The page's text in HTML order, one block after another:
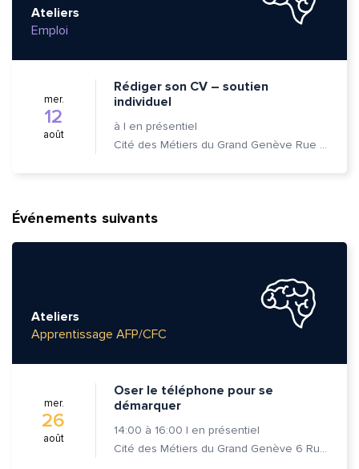
Ateliers
Emploi
mer.
12
août
Rédiger son CV – soutien
individuel
à | en présentiel
Cité des Métiers du Grand Genève Rue Prévost-Martin 6 1205 Genève
Événements suivants
Ateliers
Apprentissage AFP/CFC
mer.
26
août
Oser le téléphone pour se
démarquer
14:00 à 16:00 | en présentiel
Cité des Métiers du Grand Genève 6 Rue Prévost-Martin 1205 Genève